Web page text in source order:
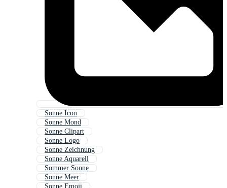
Sonne Icon
Sonne Mond
Sonne Clipart
Sonne Logo
Sonne Zeichnung
Sonne Aquarell
Sommer Sonne
Sonne Meer
Sonne Emoji